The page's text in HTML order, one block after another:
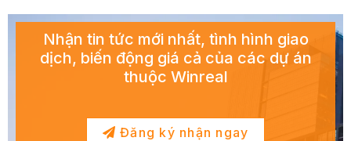
Nhận tin tức mới nhất, tình hình giao
dịch, biến động giá cả của các dự án
thuộc Winreal
Đăng ký nhận ngay